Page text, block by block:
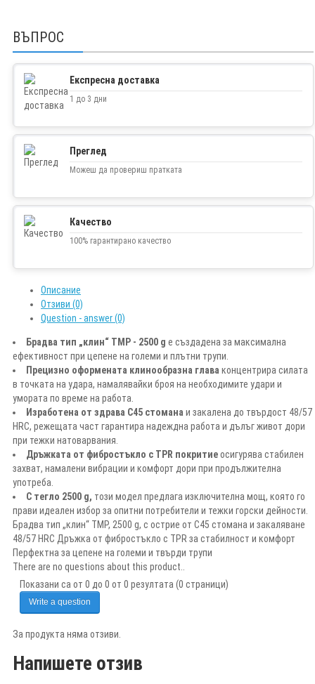
ВЪПРОС
Експресна доставка
1 до 3 дни
Преглед
Можеш да провериш пратката
Качество
100% гарантирано качество
Описание
Отзиви (0)
Question - answer (0)
Брадва тип „клин“ TMP - 2500 g е създадена за максимална
ефективност при цепене на големи и плътни трупи.
Прецизно оформената клинoобразна глава концентрира силата
в точката на удара, намалявайки броя на необходимите удари и
умората по време на работа.
Изработена от здрава C45 стомана и закалена до твърдост 48/57
HRC, режещата част гарантира надеждна работа и дълъг живот дори
при тежки натоварвания.
Дръжката от фибростъкло с TPR покритиеосигурява стабилен
захват, намалени вибрации и комфорт дори при продължителна
употреба.
С тегло 2500 g, този модел предлага изключителна мощ, която го
прави идеален избор за опитни потребители и тежки горски дейности.
Брадва тип „клин“ TMP, 2500 g, с острие от C45 стомана и закаляване
48/57 HRC Дръжка от фибростъкло с TPR за стабилност и комфорт
Перфектна за цепене на големи и твърди трупи
There are no questions about this product..
Показани са от 0 до 0 от 0 резултата (0 страници)
Write a question
За продукта няма отзиви.
Напишете отзив